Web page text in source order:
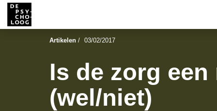
Artikelen / 03/02/2017
Is de zorg
(wel/niet)